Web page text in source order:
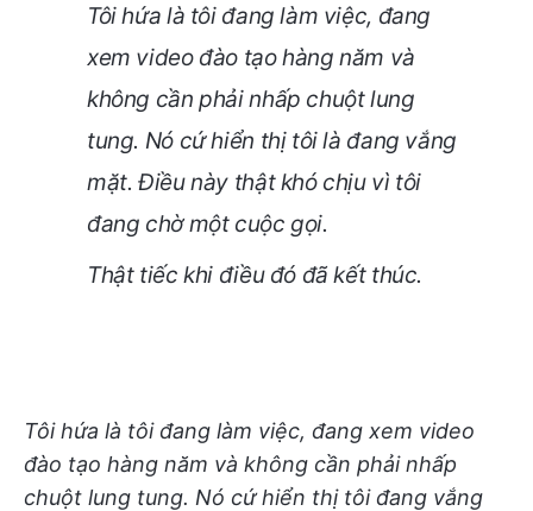
Tôi hứa là tôi đang làm việc, đang
xem video đào tạo hàng năm và
không cần phải nhấp chuột lung
tung. Nó cứ hiển thị tôi là đang vắng
mặt. Điều này thật khó chịu vì tôi
đang chờ một cuộc gọi.
Thật tiếc khi điều đó đã kết thúc.
Tôi hứa là tôi đang làm việc, đang xem video
đào tạo hàng năm và không cần phải nhấp
chuột lung tung. Nó cứ hiển thị tôi đang vắng